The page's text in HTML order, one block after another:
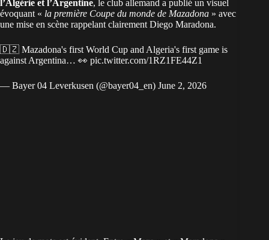
l’Algérie et l’Argentine, le club allemand a publié un visuel
évoquant « la première Coupe du monde de Mazadona » avec
une mise en scène rappelant clairement Diego Maradona.
🇩🇿 Mazadona's first World Cup and Algeria's first game is
against Argentina… 👀 pic.twitter.com/1RZ1FE44Z1
— Bayer 04 Leverkusen (@bayer04_en) June 2, 2026